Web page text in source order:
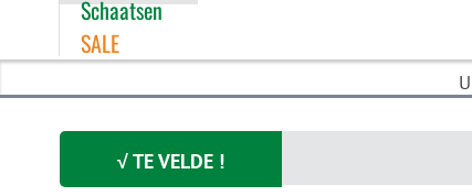
Schaatsen
SALE
√ TE VELDE !